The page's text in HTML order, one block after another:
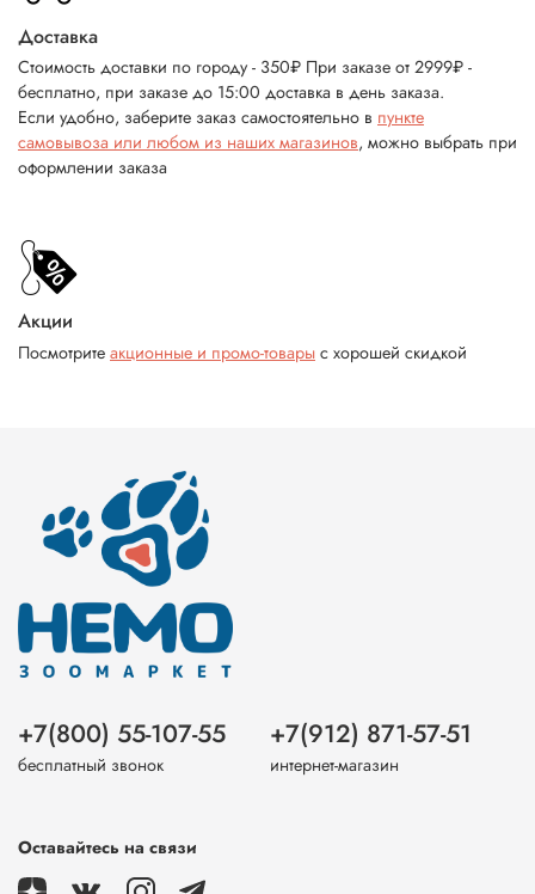
Доставка
Стоимость доставки по городу - 350₽ При заказе от 2999₽ -
бесплатно, при заказе до 15:00 доставка в день заказа.
Если удобно, заберите заказ самостоятельно в пункте
самовывоза или любом из наших магазинов, можно выбрать при
оформлении заказа
Акции
Посмотрите акционные и промо-товары с хорошей скидкой
+7(800) 55-107-55
бесплатный звонок
+7(912) 871-57-51
интернет-магазин
Оставайтесь на связи